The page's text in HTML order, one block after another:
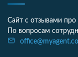
Сайт с отзывами
По вопросам